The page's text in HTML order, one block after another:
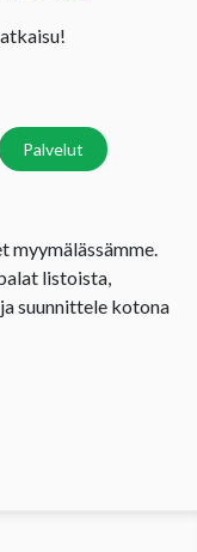
Palvelut
myymälässämme.
listoista,
suunnittele kotona